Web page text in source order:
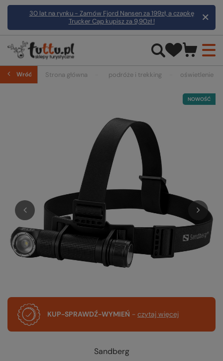
30 lat na rynku - Zamów Fjord Nansen za 199zł, a czapkę
Trucker Cap kupisz za 9,90zł !
Wróć Strona główna podróże i trekking oświetlenie
NOWOŚĆ
KUP-SPRAWDŹ-WYMIEŃ - czytaj więcej
Sandberg